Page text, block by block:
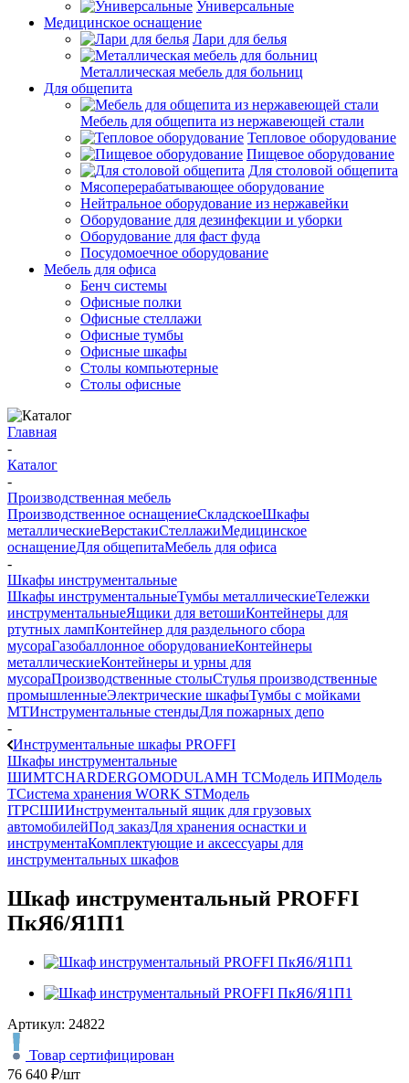
Универсальные
Медицинское оснащение
Лари для белья
Металлическая мебель для больниц
Для общепита
Мебель для общепита из нержавеющей стали
Тепловое оборудование
Пищевое оборудование
Для столовой общепита
Мясоперерабатывающее оборудование
Нейтральное оборудование из нержавейки
Оборудование для дезинфекции и уборки
Оборудование для фаст фуда
Посудомоечное оборудование
Мебель для офиса
Бенч системы
Офисные полки
Офисные стеллажи
Офисные тумбы
Офисные шкафы
Столы компьютерные
Столы офисные
Главная
-
Каталог
-
Производственная мебель
Производственное оснащениеСкладскоеШкафы
металлическиеВерстакиСтеллажиМедицинское
оснащениеДля общепитаМебель для офиса
-
Шкафы инструментальные
Шкафы инструментальныеТумбы металлическиеТележки
инструментальныеЯщики для ветошиКонтейнеры для
ртутных лампКонтейнер для раздельного сбора
мусораГазобаллонное оборудованиеКонтейнеры
металлическиеКонтейнеры и урны для
мусораПроизводственные столыСтулья производственные
промышленныеЭлектрические шкафыТумбы с мойками
МТИнструментальные стендыДля пожарных депо
-
Инструментальные шкафы PROFFI
Шкафы инструментальные
ШИМТСHARDERGOMODULAMH TCМодель ИПМодель
ТСистема хранения WORK STМодель
ITPСШИИнструментальный ящик для грузовых
автомобилейПод заказДля хранения оснастки и
инструментаКомплектующие и аксессуары для
инструментальных шкафов
Шкаф инструментальный PROFFI
ПкЯ6/Я1П1
Артикул: 24822
Товар сертифицирован
76 640 ₽/шт